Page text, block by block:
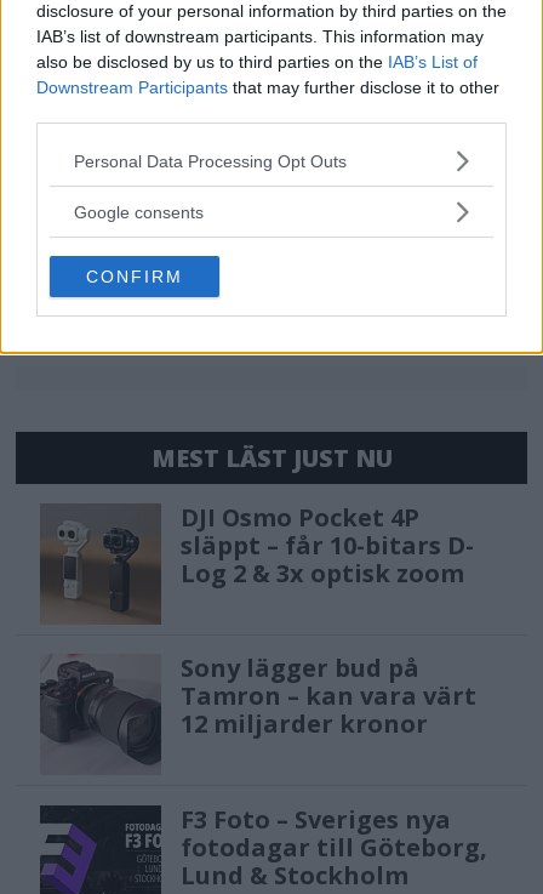
disclosure of your personal information by third parties on the
IAB’s list of downstream participants. This information may
also be disclosed by us to third parties on the IAB’s List of
Downstream Participants that may further disclose it to other
Please note that this website/app uses one or more Google
not limited to your visit or usage behaviour. You may click to
use your data for below specified purposes in below Google
consent section.
Personal Data Processing Opt Outs
Google consents
CONFIRM
OM System lanserar
gratislån av kameror &
objektiv i Sverige
OM System lanserar nu "Test & Wow"-
programmet i Sverige, vilket gör det möjligt
att låna hem kameror och objektiv under fem
dagar för att se hur utrustningen passar dina
behov.
MEST LÄST JUST NU
DJI Osmo Pocket 4P
släppt – får 10-bitars D-
Log 2 & 3x optisk zoom
Sony lägger bud på
Tamron – kan vara värt
12 miljarder kronor
F3 Foto – Sveriges nya
fotodagar till Göteborg,
Lund & Stockholm